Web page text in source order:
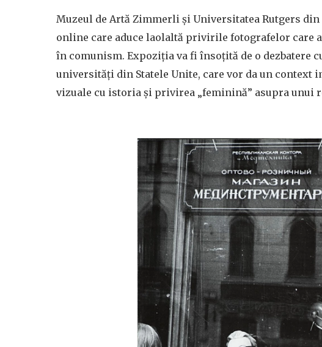
Muzeul de Artă Zimmerli și Universitatea Rutgers din
online care aduce laolaltă privirile fotografelor care
în comunism. Expoziția va fi însoțită de o dezbatere
universități din Statele Unite, care vor da un
vizuale cu istoria și privirea „feminină” asupra unui